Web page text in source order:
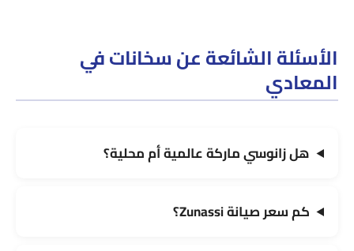
الأسئلة الشائعة عن سخانات في
المعادي
هل زانوسي ماركة عالمية أم محلية؟
كم سعر صيانة Zunassi؟